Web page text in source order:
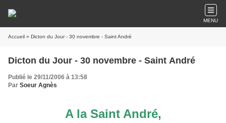
MENU
Accueil » Dicton du Jour - 30 novembre - Saint André
Dicton du Jour - 30 novembre - Saint André
Publié le 29/11/2006 à 13:58
Par Soeur Agnès
A la Saint André,